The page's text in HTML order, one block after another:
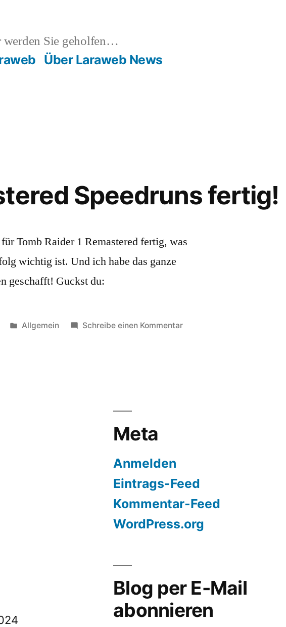
werden Sie geholfen…
Über Laraweb News
Speedruns fertig!
Tomb Raider 1 Remastered fertig, was
wichtig ist. Und ich habe das ganze
geschafft! Guckst du:
Veröffentlicht
Allgemein Schreibe einen Kommentarzu
Meta
Anmelden
Eintrags-Feed
Kommentar-Feed
WordPress.org
Blog per E-Mail
abonnieren